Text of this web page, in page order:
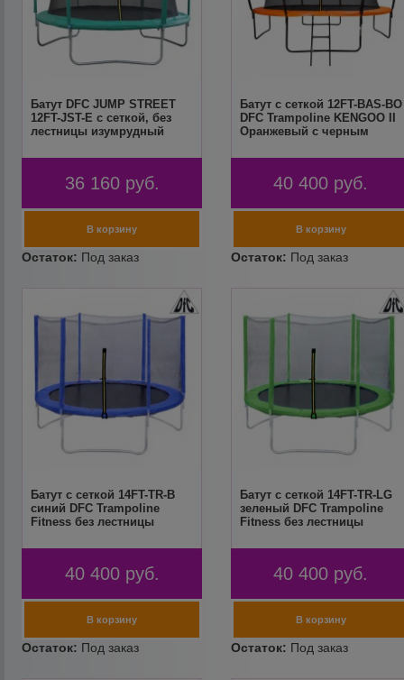
Батут DFC JUMP STREET
12FT-JST-E c сеткой, без
лестницы изумрудный
36 160 руб.
Батут с сеткой 12FT-BAS-BO
DFC Trampoline KENGOO II
Оранжевый с черным
40 400 руб.
Батут с сеткой 14FT-TR-B
синий DFC Trampoline
Fitness без лестницы
40 400 руб.
Батут с сеткой 14FT-TR-LG
зеленый DFC Trampoline
Fitness без лестницы
40 400 руб.